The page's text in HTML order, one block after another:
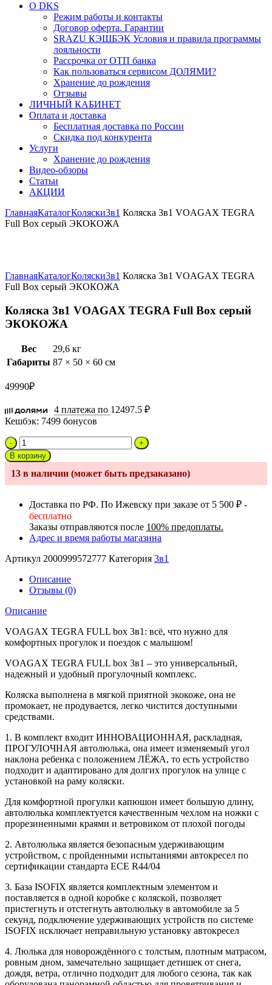
О DKS
Режим работы и контакты
Договор оферта. Гарантии
SRAZU КЭШБЭК Условия и правила программы
лояльности
Рассрочка от ОТП банка
Как пользоваться сервисом ДОЛЯМИ?
Хранение до рождения
Отзывы
ЛИЧНЫЙ КАБИНЕТ
Оплата и доставка
Бесплатная доставка по России
Скидка под конкурента
Услуги
Хранение до рождения
Видео-обзоры
Статьи
АКЦИИ
ГлавнаяКаталогКоляски3в1 Коляска 3в1 VOAGAX TEGRA
Full Box серый ЭКОКОЖА
ГлавнаяКаталогКоляски3в1 Коляска 3в1 VOAGAX TEGRA
Full Box серый ЭКОКОЖА
Коляска 3в1 VOAGAX TEGRA Full Box серый
ЭКОКОЖА
Вес
29,6 кг
Габариты 87 × 50 × 60 см
49990₽
4 платежа по 12497.5 ₽
Кешбэк: 7499 бонусов
Количество
товара
Коляска
3в1
VOAGAX
Full
Box
серый
ЭКОКОЖА
В корзину
13 в наличии (может быть предзаказано)
Доставка по РФ. По Ижевску при заказе от 5 500 ₽ -
бесплатно
Заказы отправляются после 100% предоплаты.
Адрес и время работы магазина
Артикул 2000999572777 Категория 3в1
Описание
Отзывы (0)
Описание
VOAGAX TEGRA FULL box 3в1: всё, что нужно для
комфортных прогулок и поездок с малышом!
VOAGAX TEGRA FULL box 3в1 – это универсальный,
надежный и удобный прогулочный комплекс.
Коляска выполнена в мягкой приятной экокоже, она не
промокает, не продувается, легко чистится доступными
средствами.
1. В комплект входит ИННОВАЦИОННАЯ, раскладная,
ПРОГУЛОЧНАЯ автолюлька, она имеет изменяемый угол
наклона ребенка с положением ЛЁЖА, то есть устройство
подходит и адаптировано для долгих прогулок на улице с
установкой на раму коляски.
Для комфортной прогулки капюшон имеет большую длину,
автолюлька комплектуется качественным чехлом на ножки с
прорезиненными краями и ветровиком от плохой погоды
2. Автолюлька является безопасным удерживающим
устройством, с пройденными испытаниями автокресел по
сертификации стандарта ECE R44/04
3. База ISOFIX является комплектным элементом и
поставляется в одной коробке с коляской, позволяет
пристегнуть и отстегнуть автолюльку в автомобиле за 5
секунд, подключение удерживающих устройств по системе
ISOFIX исключает неправильную установку автокресел
4. Люлька для новорождённого с толстым, плотным матрасом,
ровным дном, замечательно защищает детишек от снега,
дождя, ветра, отлично подходит для любого сезона, так как